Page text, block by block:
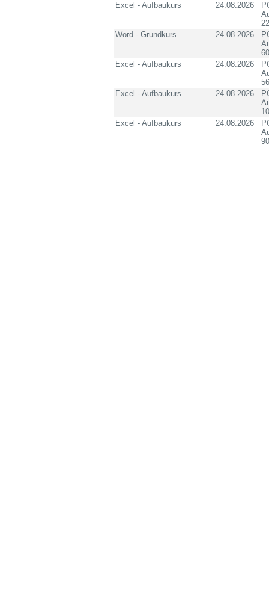
Excel - Aufbaukurs
24.08.2026
Word - Grundkurs
24.08.2026
Excel - Aufbaukurs
24.08.2026
Excel - Aufbaukurs
24.08.2026
Excel - Aufbaukurs
24.08.2026